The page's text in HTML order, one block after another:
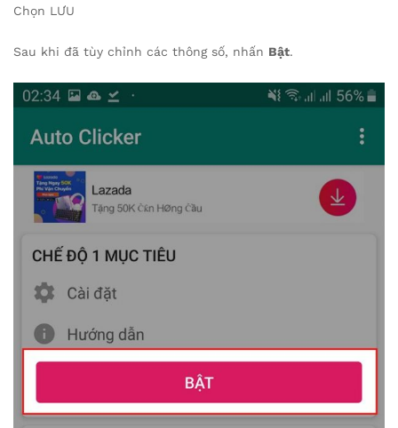
Chọn LƯU
Sau khi đã tùy chỉnh các thông số, nhấn Bật.